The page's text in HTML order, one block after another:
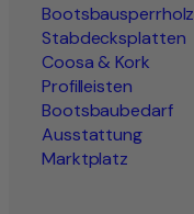
Bootsbausperrholz
Stabdecksplatten
Coosa & Kork
Profilleisten
Bootsbaubedarf
Ausstattung
Marktplatz